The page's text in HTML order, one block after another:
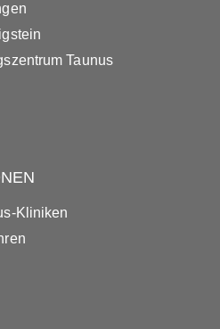
Taunus
Kliniken